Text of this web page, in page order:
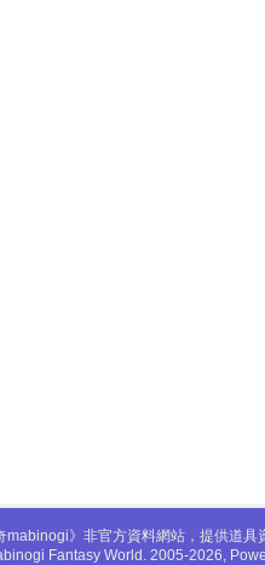
mabinogi》非官方資料網站，提供道
Fantasy World. 2005-2026,